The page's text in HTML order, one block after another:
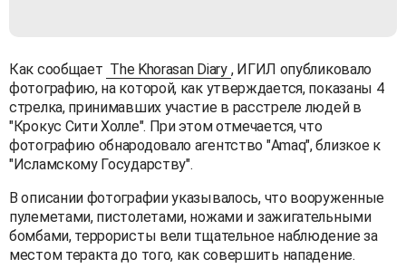
Как сообщает The Khorasan Diary , ИГИЛ опубликовало
фотографию, на которой, как утверждается, показаны 4
стрелка, принимавших участие в расстреле людей в
"Крокус Сити Холле". При этом отмечается, что
фотографию обнародовало агентство "Amaq", близкое к
"Исламскому Государству".
В описании фотографии указывалось, что вооруженные
пулеметами, пистолетами, ножами и зажигательными
бомбами, террористы вели тщательное наблюдение за
местом теракта до того, как совершить нападение.